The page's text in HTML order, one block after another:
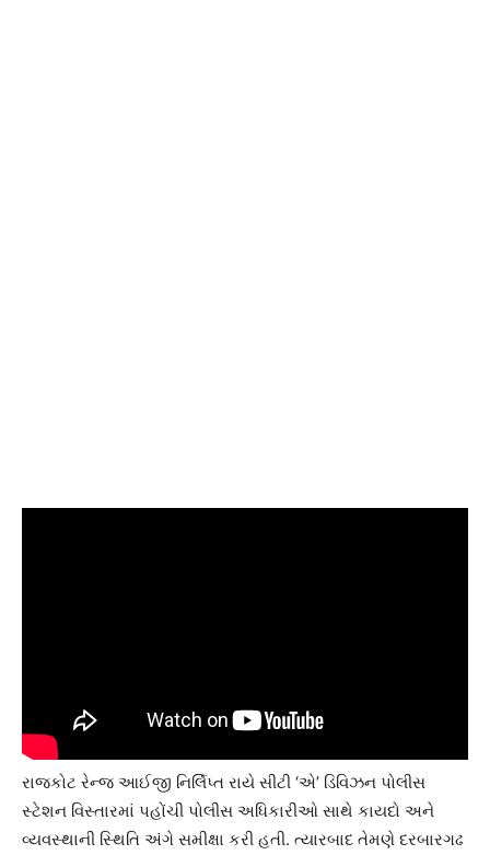
રાજકોટ રેન્જ આઈજી નિર્લિપ્ત રાયે સીટી ‘એ’ ડિવિઝન પોલીસ
સ્ટેશન વિસ્તારમાં પહોંચી પોલીસ અધિકારીઓ સાથે કાયદો અને
વ્યવસ્થાની સ્થિતિ અંગે સમીક્ષા કરી હતી. ત્યારબાદ તેમણે દરબારગઢ